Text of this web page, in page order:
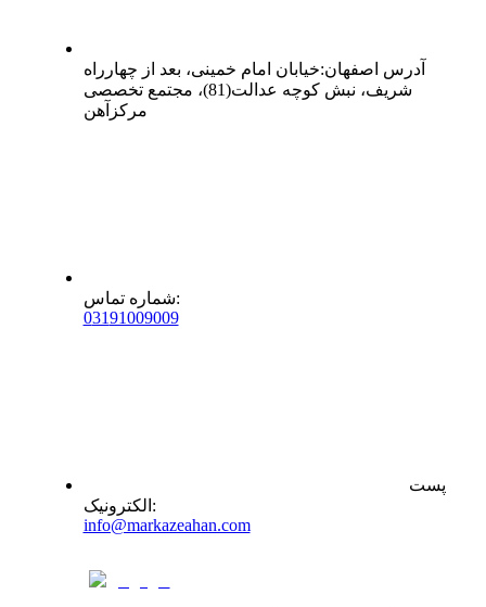
آدرس اصفهان:خیابان امام خمینی، بعد از چهارراه
شریف، نبش کوچه عدالت(81)، مجتمع تخصصی
مرکزآهن
شماره تماس:
03191009009
پست
الکترونیک :
info@markazeahan.com